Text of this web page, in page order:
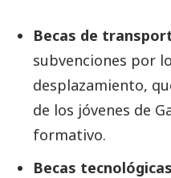
Becas de
subvenciones por
desplazamiento,
de los jóvenes de
formativo.
Becas tecnológicas